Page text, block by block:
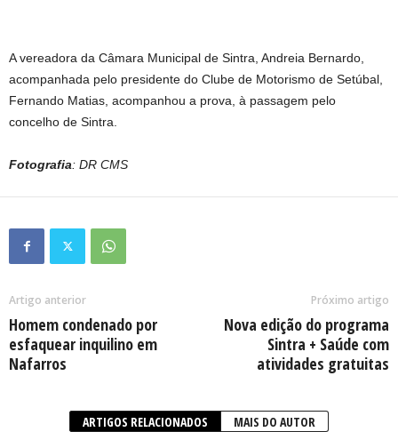
A vereadora da Câmara Municipal de Sintra, Andreia Bernardo,
acompanhada pelo presidente do Clube de Motorismo de Setúbal,
Fernando Matias, acompanhou a prova, à passagem pelo
concelho de Sintra.
Fotografia: DR CMS
Artigo anterior
Homem condenado por
esfaquear inquilino em
Nafarros
Próximo artigo
Nova edição do programa
Sintra + Saúde com
atividades gratuitas
ARTIGOS RELACIONADOS MAIS DO AUTOR